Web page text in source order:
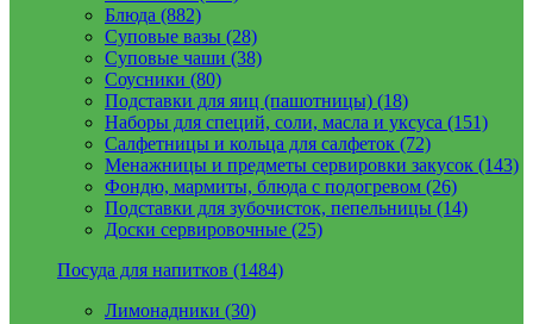
Блюда (882)
Суповые вазы (28)
Суповые чаши (38)
Соусники (80)
Подставки для яиц (пашотницы) (18)
Наборы для специй, соли, масла и уксуса (151)
Салфетницы и кольца для салфеток (72)
Менажницы и предметы сервировки закусок (143)
Фондю, мармиты, блюда с подогревом (26)
Подставки для зубочисток, пепельницы (14)
Доски сервировочные (25)
Посуда для напитков (1484)
Лимонадники (30)